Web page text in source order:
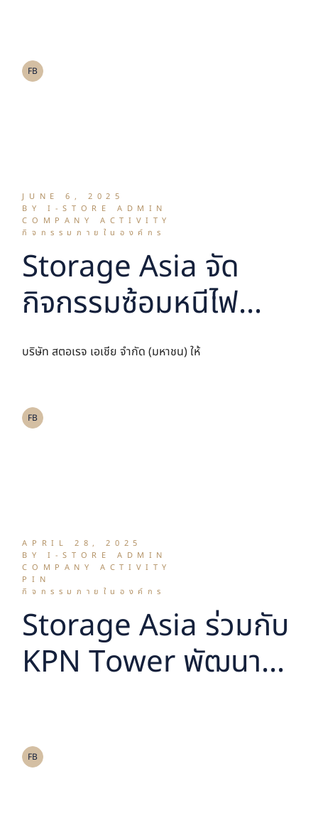
อนาคต Self Storage
ในภูมิภาคเอเชียและ
FB
JUNE 6, 2025
BY I-STORE ADMIN
COMPANY ACTIVITY
กิจกรรมภายในองค์กร
Storage Asia จัด
กิจกรรมซ้อมหนีไฟ
ประจำปี 2568 เสริม
ปลอดภัยให้พนักงาน
บริษัท สตอเรจ เอเชีย จำกัด (มหาชน) ให้
FB
APRIL 28, 2025
BY I-STORE ADMIN
COMPANY ACTIVITY
PIN
กิจกรรมภายในองค์กร
Storage Asia ร่วมกับ
KPN Tower พัฒนา
Storage เสริมสิ่ง
อำนวยความสะดวก สู่
FB